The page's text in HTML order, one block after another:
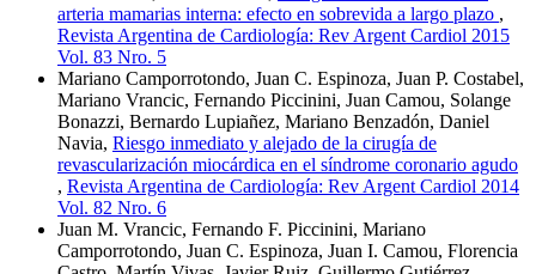
arteria mamarias interna: efecto en sobrevida a largo plazo ,
Revista Argentina de Cardiología: Rev Argent Cardiol 2015
Vol. 83 Nro. 5
Mariano Camporrotondo, Juan C. Espinoza, Juan P. Costabel,
Mariano Vrancic, Fernando Piccinini, Juan Camou, Solange
Bonazzi, Bernardo Lupiañez, Mariano Benzadón, Daniel
Navia, Riesgo inmediato y alejado de la cirugía de
revascularización miocárdica en el síndrome coronario agudo
, Revista Argentina de Cardiología: Rev Argent Cardiol 2014
Vol. 82 Nro. 6
Juan M. Vrancic, Fernando F. Piccinini, Mariano
Camporrotondo, Juan C. Espinoza, Juan I. Camou, Florencia